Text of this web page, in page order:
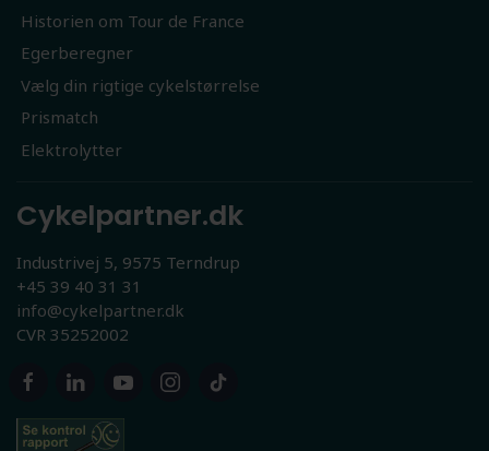
Historien om Tour de France
Egerberegner
Vælg din rigtige cykelstørrelse
Prismatch
Elektrolytter
Cykelpartner.dk
Industrivej 5, 9575 Terndrup
+45 39 40 31 31
info@cykelpartner.dk
CVR 35252002